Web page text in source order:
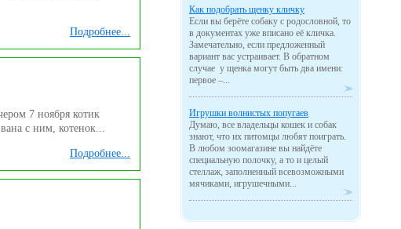
Как подобрать щенку кличку
Если вы берёте собаку с родословной, то
в документах уже вписано её кличка.
Замечательно, если предложенный
вариант вас устраивает. В обратном
случае у щенка могут быть два имени:
первое –...
Игрушки волнистых попугаев
Думаю, все владельцы кошек и собак
знают, что их питомцы любят поиграть.
В любом зоомагазине вы найдёте
специальную полочку, а то и целый
стеллаж, заполненный всевозможными
мячиками, игрушечными...
Подробнее...
7 ноября котик
с ним, котенок...
Подробнее...